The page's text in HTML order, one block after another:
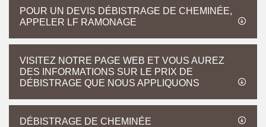
POUR UN DEVIS DÉBISTRAGE DE CHEMINÉE,
APPELER LF RAMONAGE
VISITEZ NOTRE PAGE WEB ET VOUS AUREZ
DES INFORMATIONS SUR LE PRIX DE
DÉBISTRAGE QUE NOUS APPLIQUONS
DÉBISTRAGE DE CHEMINÉE